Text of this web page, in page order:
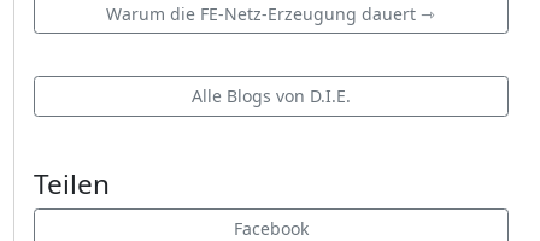
Warum die FE-Netz-Erzeugung dauert ⇾
Alle Blogs von D.I.E.
Teilen
Facebook